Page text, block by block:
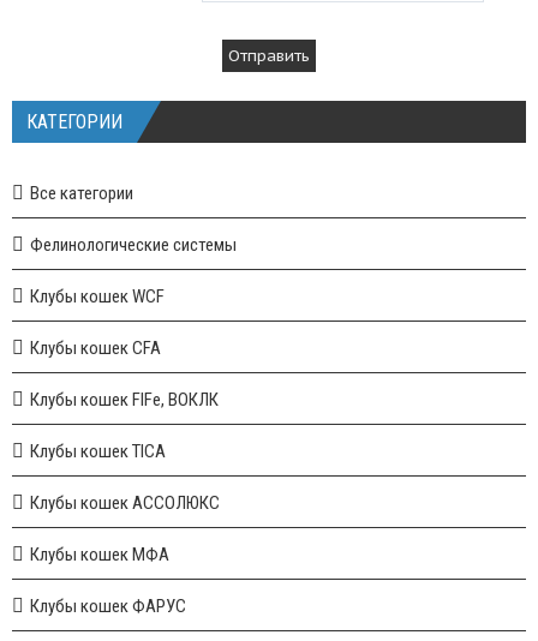
КАТЕГОРИИ
Все категории
Фелинологические системы
Клубы кошек WCF
Клубы кошек CFA
Клубы кошек FIFe, ВОКЛК
Клубы кошек TICA
Клубы кошек АССОЛЮКС
Клубы кошек МФА
Клубы кошек ФАРУС